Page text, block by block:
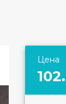
Цена